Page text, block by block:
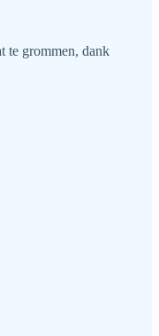
te grommen, dank